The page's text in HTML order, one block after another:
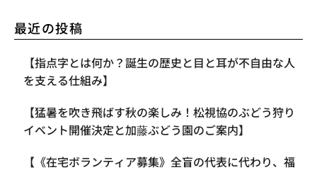
最近の投稿
【指点字とは何か？誕生の歴史と目と耳が不自由な人
を支える仕組み】
【​猛暑を吹き飛ばす秋の楽しみ！松視協のぶどう狩り
イベント開催決定と加藤ぶどう園のご案内】
【《在宅ボランティア募集》全盲の代表に代わり、福